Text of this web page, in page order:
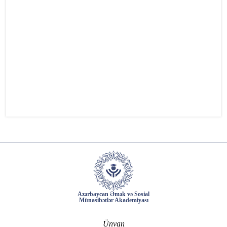
Azərbaycan Əmək və Sosial
Münasibətlər Akademiyası
Ünvan